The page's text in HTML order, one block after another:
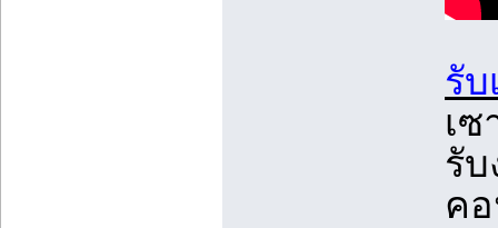
รั
เซ
รั
ค